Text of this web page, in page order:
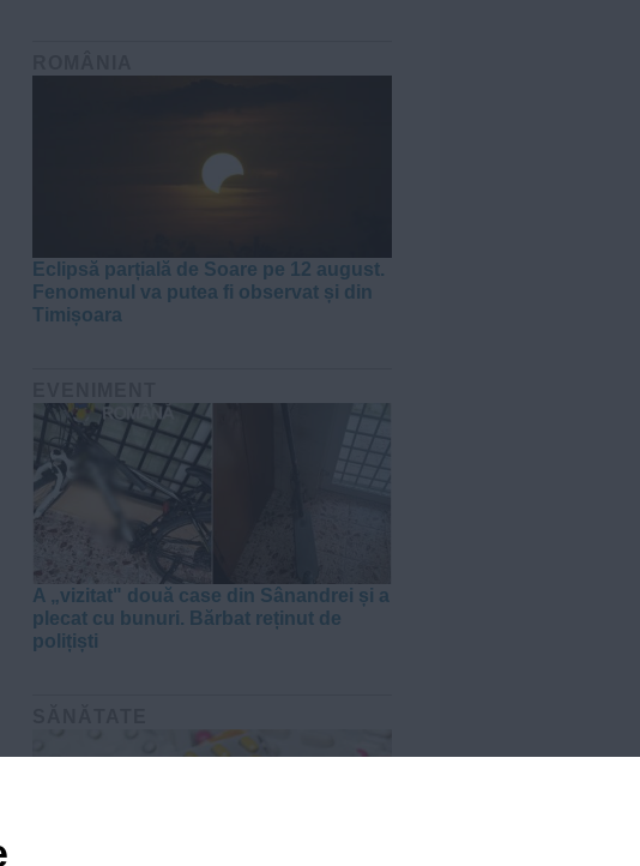
Eclipsă parțială de Soare pe 12 august.
Fenomenul va putea fi observat și din
Timișoara
A „vizitat" două case din Sânandrei și a
plecat cu bunuri. Bărbat reținut de
polițiști